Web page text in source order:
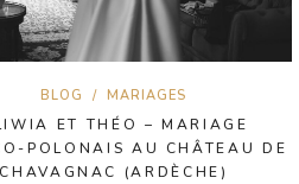
BLOG /MARIAGES
ET THÉO – MARIAGE
POLONAIS AU CHÂTEAU DE
CHAVAGNAC (ARDÈCHE)